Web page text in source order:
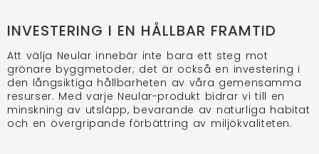
INVESTERING I EN HÅLLBAR FRAMTID
Att välja Neular innebär inte bara ett steg mot
grönare byggmetoder; det är också en investering i
den långsiktiga hållbarheten av våra gemensamma
resurser. Med varje Neular-produkt bidrar vi till en
minskning av utsläpp, bevarande av naturliga habitat
och en övergripande förbättring av miljökvaliteten.